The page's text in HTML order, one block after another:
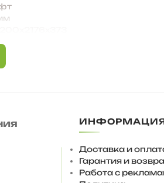
это полностью закрученные
мебели за счет
порядке, все модули
Доставка и
Гарантия и
Работа с